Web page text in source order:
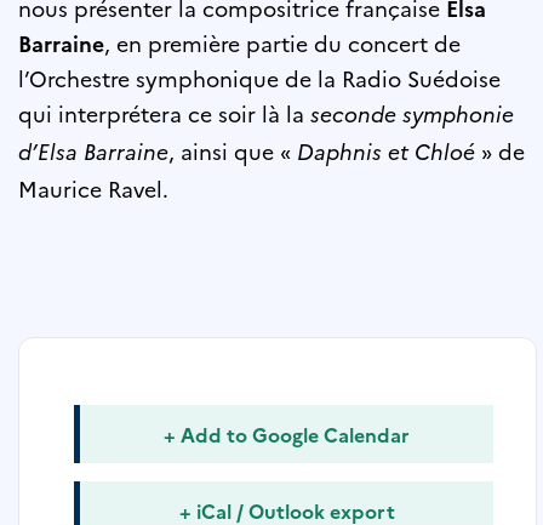
nous présenter la compositrice française Elsa
Barraine, en première partie du concert de
l’Orchestre symphonique de la Radio Suédoise
qui interprétera ce soir là la seconde symphonie
d’Elsa Barraine, ainsi que « Daphnis et Chloé » de
Maurice Ravel.
+ Add to Google Calendar
+ iCal / Outlook export